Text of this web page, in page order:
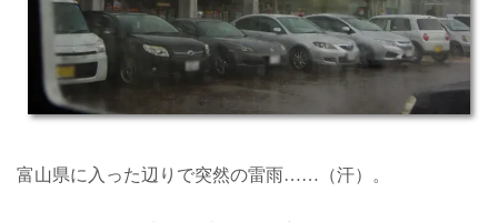
富山県に入った辺りで突然の雷雨……（汗）。